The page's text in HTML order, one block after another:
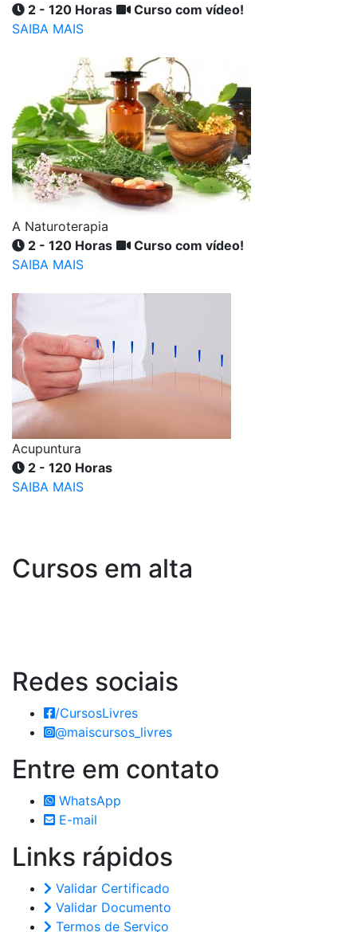
2 - 120 Horas
Curso com vídeo!
SAIBA MAIS
A Naturoterapia
2 - 120 Horas
Curso com vídeo!
SAIBA MAIS
Acupuntura
2 - 120 Horas
SAIBA MAIS
Cursos em alta
Redes sociais
/CursosLivres
@maiscursos_livres
Entre em contato
WhatsApp
E-mail
Links rápidos
Validar Certificado
Validar Documento
Termos de Serviço